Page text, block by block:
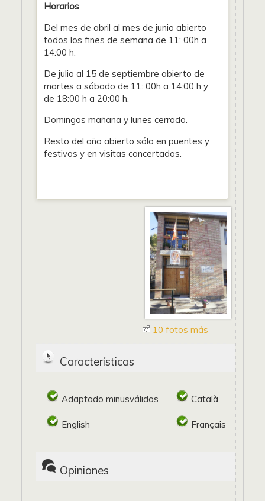
Horarios
Del mes de abril al mes de junio abierto
todos los fines de semana de 11: 00h a
14:00 h.
De julio al 15 de septiembre abierto de
martes a sábado de 11: 00h a 14:00 h y
de 18:00 h a 20:00 h.
Domingos mañana y lunes cerrado.
Resto del año abierto sólo en puentes y
festivos y en visitas concertadas.
10 fotos más
Características
Adaptado minusválidos Català
English Français
Opiniones